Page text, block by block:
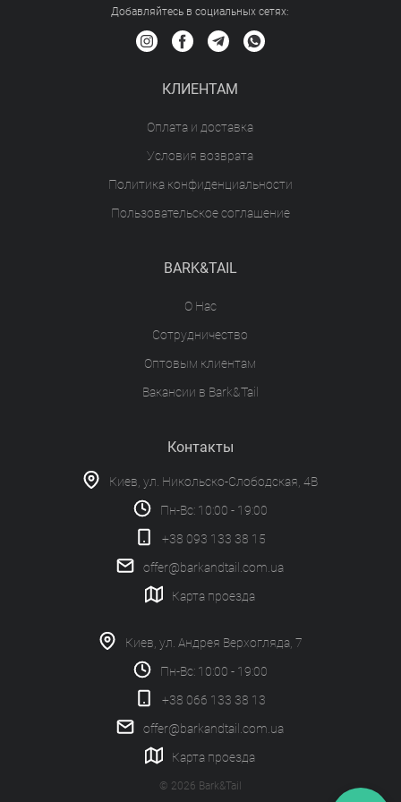
Добавляйтесь в социальных сетяx:
КЛИЕНТАМ
Оплата и доставка
Условия возврата
Политика конфиденциальности
Пользовательское соглашение
BARK&TAIL
О Нас
Сотрудничество
Оптовым клиентам
Вакансии в Bark&Tail
Контакты
Киев, ул. Никольско-Слободская, 4В
Пн-Вс: 10:00 - 19:00
+38 093 133 38 15
offer@barkandtail.com.ua
Карта проезда
Киев, ул. Андрея Верхогляда, 7
Пн-Вс: 10:00 - 19:00
+38 066 133 38 13
offer@barkandtail.com.ua
Карта проезда
© 2026 Bark&Tail